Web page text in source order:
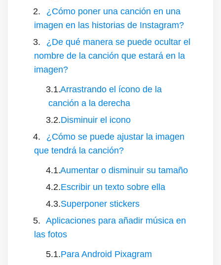
¿Cómo poner una canción en una
imagen en las historias de Instagram?
¿De qué manera se puede ocultar el
nombre de la canción que estará en la
imagen?
Arrastrando el ícono de la
canción a la derecha
Disminuir el icono
¿Cómo se puede ajustar la imagen
que tendrá la canción?
Aumentar o disminuir su tamaño
Escribir un texto sobre ella
Superponer stickers
Aplicaciones para añadir música en
las fotos
Para Android Pixagram